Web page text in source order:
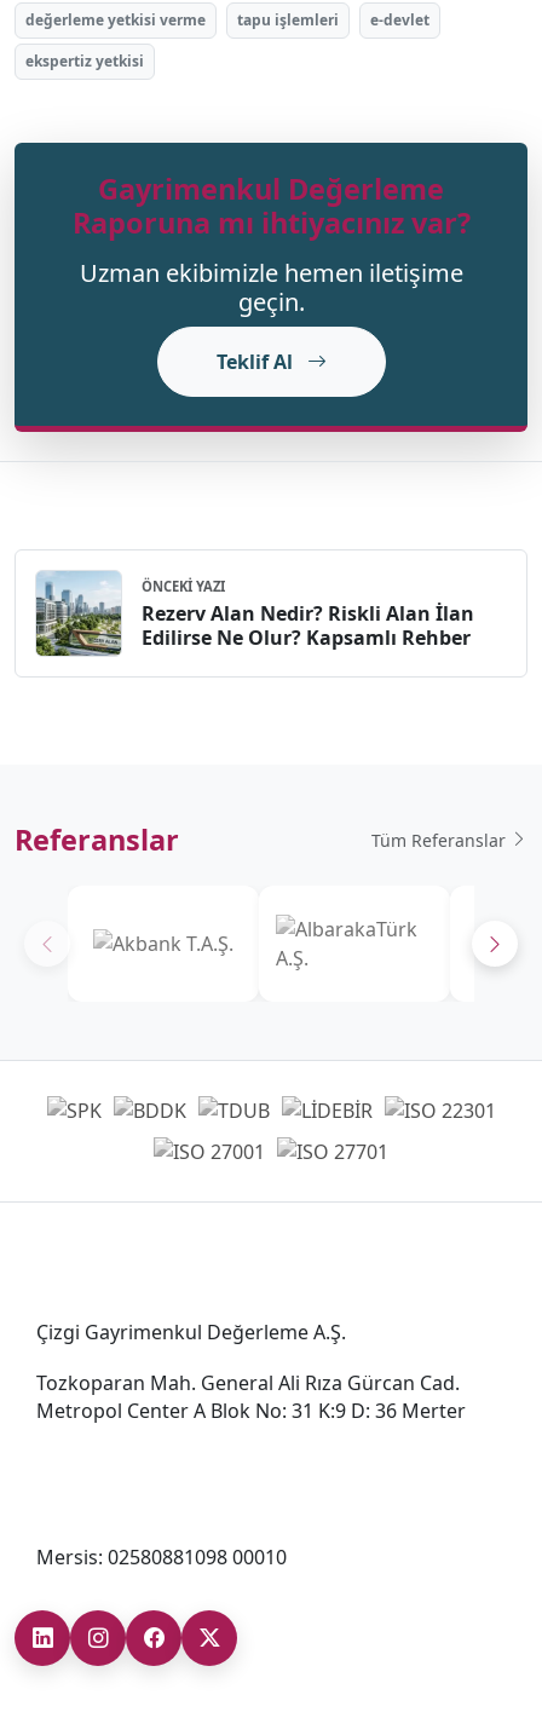
değerleme yetkisi verme
tapu işlemleri
e-devlet
ekspertiz yetkisi
Gayrimenkul Değerleme
Raporuna mı ihtiyacınız var?
Uzman ekibimizle hemen iletişime
geçin.
Teklif Al
ÖNCEKI YAZI
Rezerv Alan Nedir? Riskli Alan İlan
Edilirse Ne Olur? Kapsamlı Rehber
Referanslar Tüm Referanslar
Çizgi Gayrimenkul Değerleme A.Ş.
Tozkoparan Mah. General Ali Rıza Gürcan Cad.
Metropol Center A Blok No: 31 K:9 D: 36 Merter
Mersis: 02580881098 00010